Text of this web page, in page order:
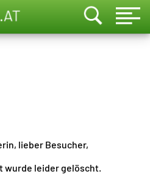
lieber Besucher,
wurde leider gelöscht.